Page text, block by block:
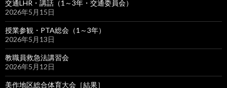
交通LHR・講話（1～3年・交通委員会）
2026年5月15日
授業参観・PTA総会（1～3年）
2026年5月13日
教職員救急法講習会
2026年5月12日
美作地区総合体育大会［結果］